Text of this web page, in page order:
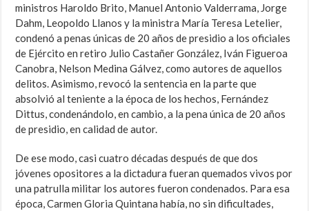
ministros Haroldo Brito, Manuel Antonio Valderrama, Jorge
Dahm, Leopoldo Llanos y la ministra María Teresa Letelier,
condenó a penas únicas de 20 años de presidio a los oficiales
de Ejército en retiro Julio Castañer González, Iván Figueroa
Canobra, Nelson Medina Gálvez, como autores de aquellos
delitos. Asimismo, revocó la sentencia en la parte que
absolvió al teniente a la época de los hechos, Fernández
Dittus, condenándolo, en cambio, a la pena única de 20 años
de presidio, en calidad de autor.
De ese modo, casi cuatro décadas después de que dos
jóvenes opositores a la dictadura fueran quemados vivos por
una patrulla militar los autores fueron condenados. Para esa
época, Carmen Gloria Quintana había, no sin dificultades,